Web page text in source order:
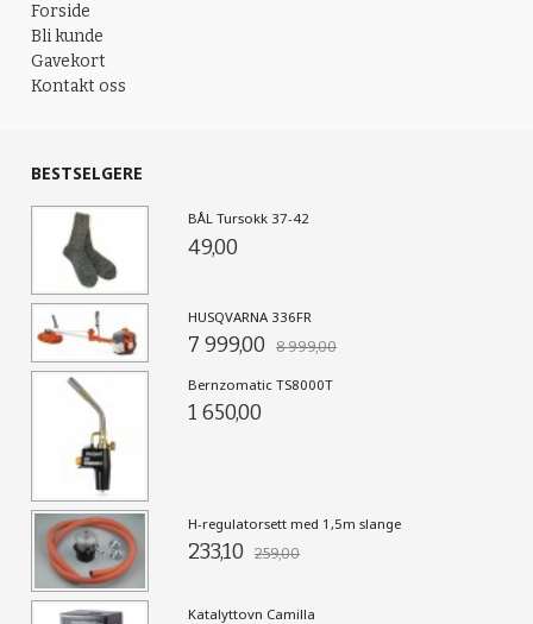
Forside
Bli kunde
Gavekort
Kontakt oss
BESTSELGERE
BÅL Tursokk 37-42
49,00
HUSQVARNA 336FR
7 999,00 8 999,00
Bernzomatic TS8000T
1 650,00
H-regulatorsett med 1,5m slange
233,10 259,00
Katalyttovn Camilla